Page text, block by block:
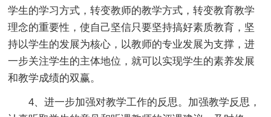
学生的学习方式，转变教师的教学方式，转变教育教学
理念的重要性，使自己坚信只要坚持搞好素质教育，坚
持以学生的发展为核心，以教师的专业发展为支撑，进
一步关注学生的主体地位，就可以实现学生的素养发展
和教学成绩的双赢。
4、进一步加强对教学工作的反思。加强教学反思，